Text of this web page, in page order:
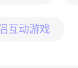
互动游戏